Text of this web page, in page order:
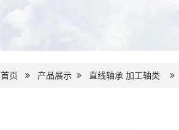
首页 产品展示 直线轴承 加工轴类